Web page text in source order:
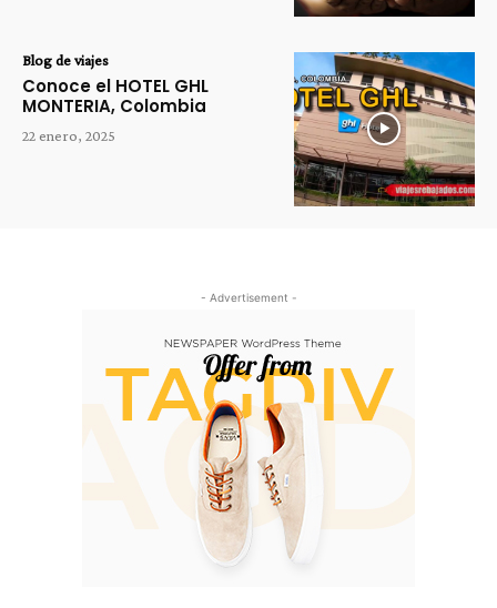
Blog de viajes
Conoce el HOTEL GHL
MONTERIA, Colombia
22 enero, 2025
- Advertisement -